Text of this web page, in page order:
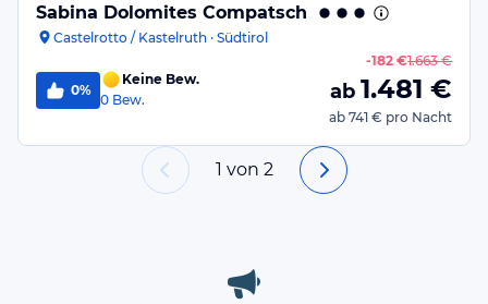
Sabina Dolomites Compatsch
Castelrotto / Kastelruth · Südtirol
0%
Keine Bew.
0 Bew.
-182 €1.663 €
ab 1.481 €
ab 741 € pro Nacht
1 von 2